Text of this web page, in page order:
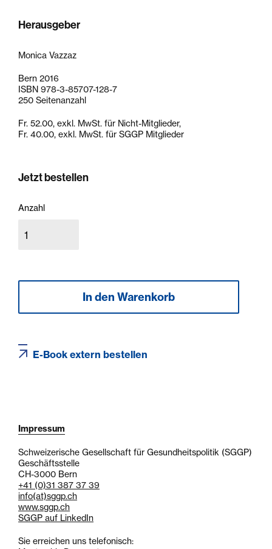
Herausgeber
Monica Vazzaz
Bern 2016
ISBN 978-3-85707-128-7
250 Seitenanzahl
Fr. 52.00, exkl. MwSt. für Nicht-Mitglieder,
Fr. 40.00, exkl. MwSt. für SGGP Mitglieder
Jetzt bestellen
Anzahl
E-Book extern bestellen
Impressum
Schweizerische Gesellschaft für Gesundheitspolitik (SGGP)
Geschäftsstelle
CH-3000 Bern
+41 (0)31 387 37 39
info(at)sggp.ch
www.sggp.ch
SGGP auf LinkedIn
Sie erreichen uns telefonisch: